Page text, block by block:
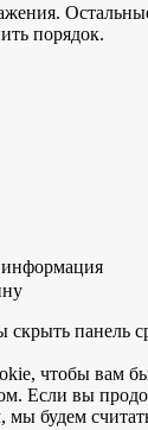
порядок.
панель
чтобы вам
Если вы
мы будем